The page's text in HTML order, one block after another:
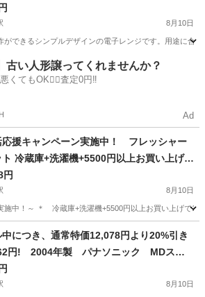
8月10日
ができるシンプルデザインの電子レンジです。用途に合
南駅 キッチン家電 ターンテーブル
古い人形譲ってくれませんか？
くてもOK🙆‍♀️査定0円‼️
Ad
応援キャンペーン実施中！ フレッシャー
ト 冷蔵庫+洗濯機+5500円以上お買い上げで
引き
円
8月10日
実施中！～ ＊ 冷蔵庫+洗濯機+5500円以上お買い上
南駅 その他 新生活
につき、通常特価12,078円より20%引き
円! 2004年製 パナソニック MDステ
ステム SA-PM700MD 現状品
8月10日